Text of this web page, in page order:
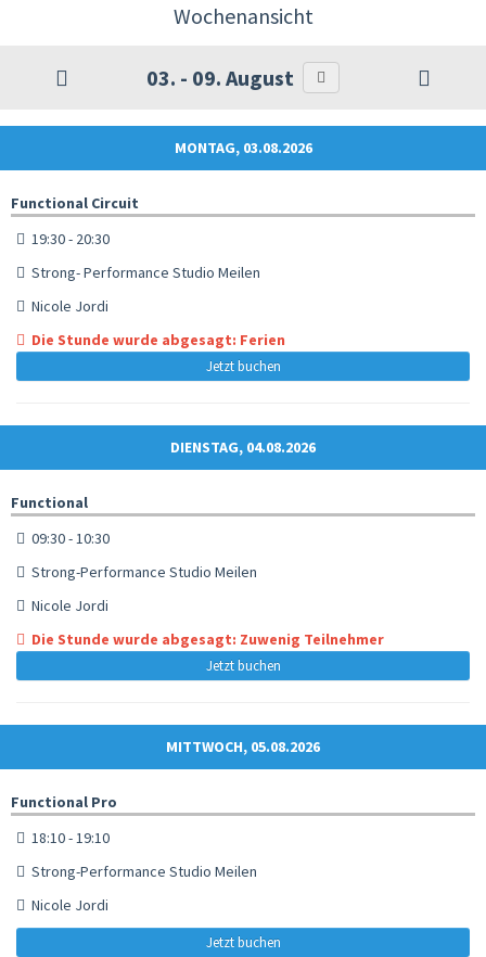
Wochenansicht
03. - 09. August
MONTAG, 03.08.2026
Functional Circuit
19:30 - 20:30
Strong- Performance Studio Meilen
Nicole Jordi
Die Stunde wurde abgesagt: Ferien
Jetzt buchen
DIENSTAG, 04.08.2026
Functional
09:30 - 10:30
Strong-Performance Studio Meilen
Nicole Jordi
Die Stunde wurde abgesagt: Zuwenig Teilnehmer
Jetzt buchen
MITTWOCH, 05.08.2026
Functional Pro
18:10 - 19:10
Strong-Performance Studio Meilen
Nicole Jordi
Jetzt buchen